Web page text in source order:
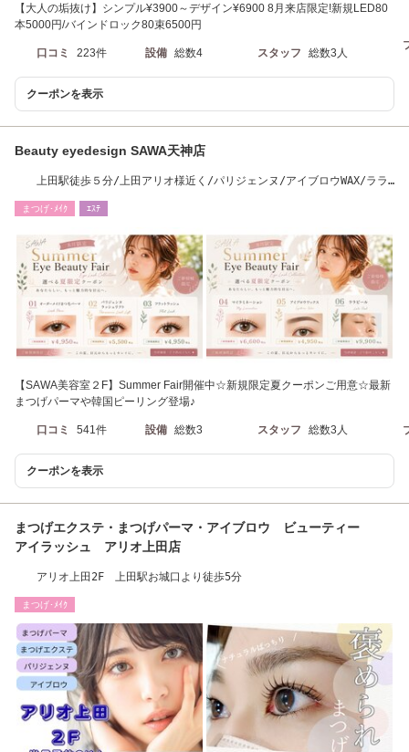
【大人の垢抜け】シンプル¥3900～デザイン¥6900 8月来店限定!新規LED80
本5000円/バインドロック80束6500円
口コミ 223件 設備 総数4 スタッフ 総数3人
クーポンを表示
Beauty eyedesign SAWA天神店
上田駅徒歩５分/上田アリオ様近く/パリジェンヌ/アイブロウWAX/ララ
まつげ･ﾒｲｸ ｴｽﾃ
【SAWA美容室２F】Summer Fair開催中☆新規限定夏クーポンご用意☆最新
まつげパーマや韓国ピーリング登場♪
口コミ 541件 設備 総数3 スタッフ 総数3人
クーポンを表示
まつげエクステ・まつげパーマ・アイブロウ ビューティー
アイラッシュ アリオ上田店
アリオ上田2F 上田駅お城口より徒歩5分
まつげ･ﾒｲｸ